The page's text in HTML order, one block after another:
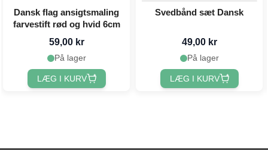
Dansk flag ansigtsmaling
farvestift rød og hvid 6cm
59,00 kr
På lager
LÆG I KURV
Svedbånd sæt Dansk
49,00 kr
På lager
LÆG I KURV